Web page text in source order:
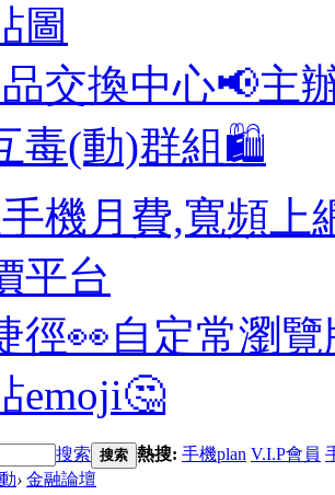
圖
交換中心📢主
毒(動)群組🛍️
機月費,寬頻上
平台
徑👀自定常瀏
emoji🤔
搜索 搜索 熱搜: 手機plan V.I.P會員
› 金融論壇